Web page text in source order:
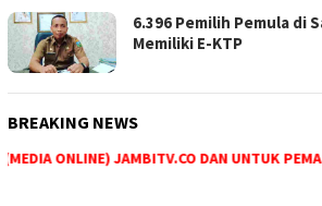
6.396 Pemilih Pemula di
Memiliki E-KTP
BREAKING NEWS
ONLINE) JAMBITV.CO DAN UNTUK